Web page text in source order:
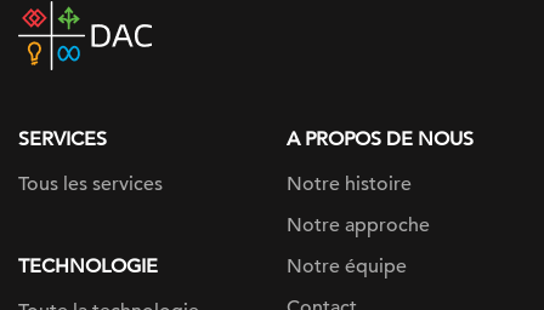
DAC
home
SERVICES
Tous les services
TECHNOLOGIE
A PROPOS DE NOUS
Notre histoire
Notre approche
Notre équipe